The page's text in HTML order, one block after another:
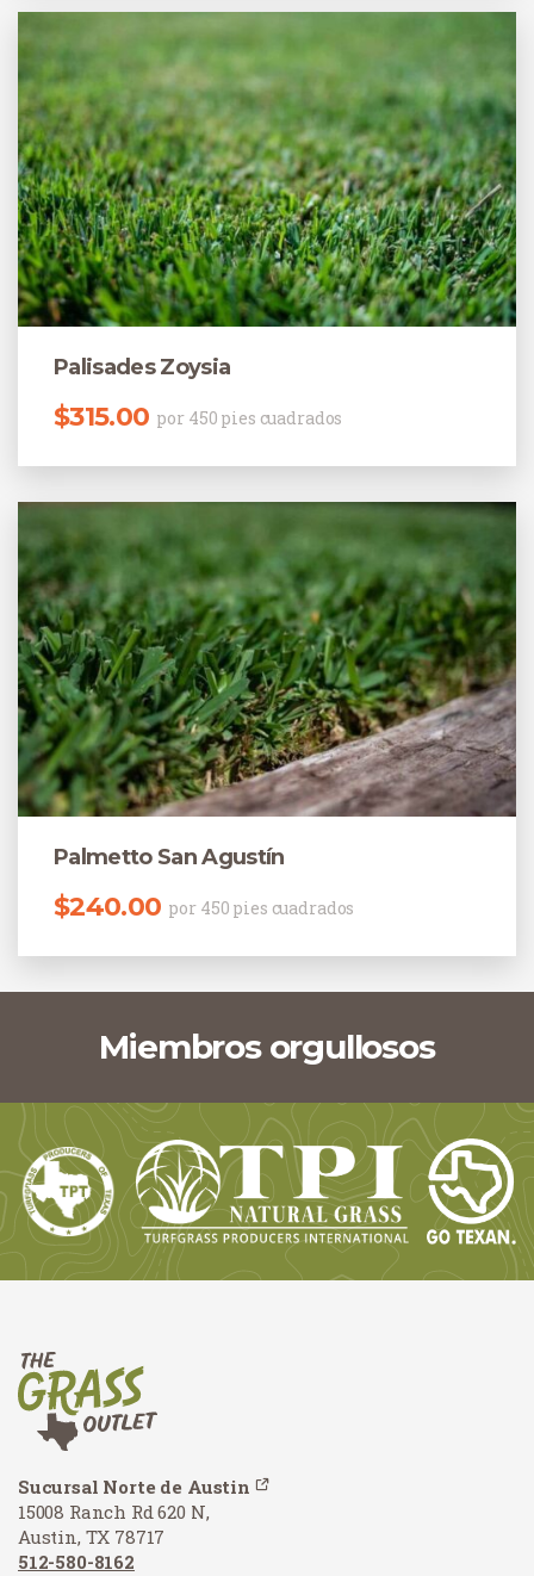
Palisades Zoysia
$315.00 por 450 pies cuadrados
Palmetto San Agustín
$240.00 por 450 pies cuadrados
Miembros orgullosos
Sucursal Norte de Austin
15008 Ranch Rd 620 N,
Austin, TX 78717
512-580-8162